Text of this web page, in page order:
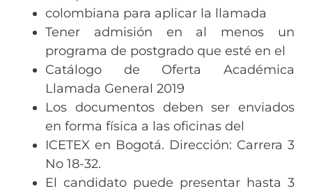
colombiana para aplicar la llamada
Tener admisión en al menos un
programa de postgrado que esté en el
Catálogo de Oferta Académica
Llamada General 2019
Los documentos deben ser enviados
en forma física a las oficinas del
ICETEX en Bogotá. Dirección: Carrera 3
No 18-32.
El candidato puede presentar hasta 3